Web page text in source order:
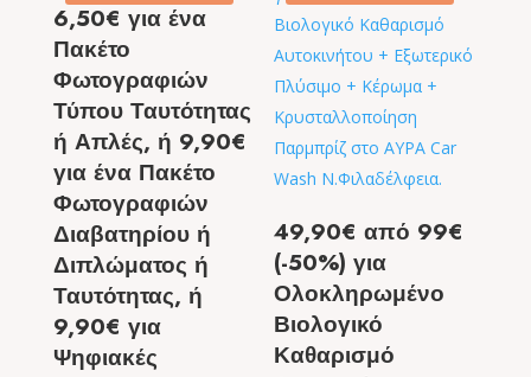
6,50€ για ένα
Πακέτο
Φωτογραφιών
Τύπου Ταυτότητας
ή Απλές, ή 9,90€
για ένα Πακέτο
Φωτογραφιών
Διαβατηρίου ή
Διπλώματος ή
Ταυτότητας, ή
9,90€ για
Ψηφιακές
49,90€ από 99€
(-50%) για
Ολοκληρωμένο
Βιολογικό
Καθαρισμό